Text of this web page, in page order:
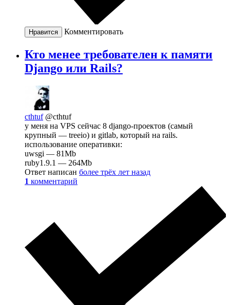
Нравится Комментировать
Кто менее требователен к памяти
Django или Rails?
cthtuf @cthtuf
у меня на VPS сейчас 8 django-проектов (самый
крупный — treeio) и gitlab, который на rails.
использование оперативки:
uwsgi — 81Mb
ruby1.9.1 — 264Mb
Ответ написан более трёх лет назад
1 комментарий